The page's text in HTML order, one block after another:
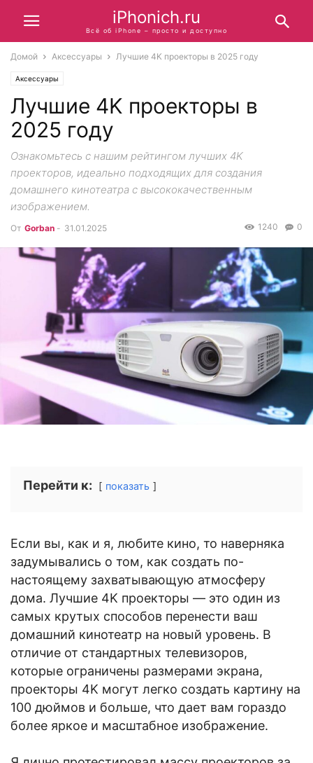
iPhonich.ru
Всё об iPhone – просто и доступно
Домой Аксессуары Лучшие 4K проекторы в 2025 году
Аксессуары
Лучшие 4K проекторы в
2025 году
Ознакомьтесь с нашим рейтингом лучших 4K
проекторов, идеально подходящих для создания
домашнего кинотеатра с высококачественным
изображением.
От Gorban - 31.01.2025 0
1240
Перейти к: показать
Если вы, как и я, любите кино, то наверняка
задумывались о том, как создать по-
настоящему захватывающую атмосферу
дома. Лучшие 4K проекторы — это один из
самых крутых способов перенести ваш
домашний кинотеатр на новый уровень. В
отличие от стандартных телевизоров,
которые ограничены размерами экрана,
проекторы 4K могут легко создать картину на
100 дюймов и больше, что дает вам гораздо
более яркое и масштабное изображение.